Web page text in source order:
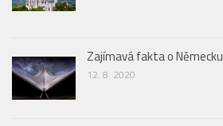
Zajímavá fakta o Německu
12. 8. 2020